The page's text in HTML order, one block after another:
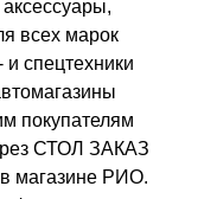
всех марок
спецтехники
покупателям
СТОЛ ЗАКАЗ
магазине РИО.